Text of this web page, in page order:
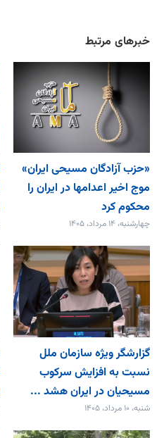
خبرهای مرتبط
«حزب آزادگان مسیحی ایران»
موج اخیر اعدامها در ایران را
محکوم کرد
چهارشنبه، ۱۴ مرداد، ۱۴۰۵
گزارشگر ویژه سازمان ملل
نسبت به افزایش سرکوب
مسیحیان در ایران هشد ...
شنبه، ۱۰ مرداد، ۱۴۰۵